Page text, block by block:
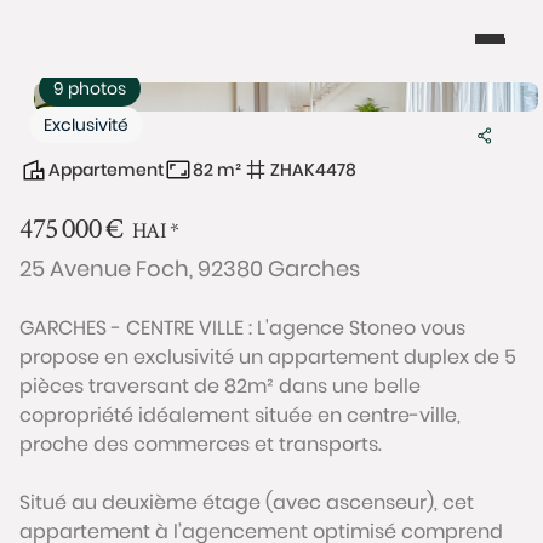
Exclusivité
9 photos
Appartement 82 m² ZHAK4478
475 000€ HAI*
25 Avenue Foch, 92380 Garches
GARCHES - CENTRE VILLE : L'agence Stoneo vous
propose en exclusivité un appartement duplex de 5
pièces traversant de 82m² dans une belle
copropriété idéalement située en centre-ville,
proche des commerces et transports.
Situé au deuxième étage (avec ascenseur), cet
appartement à l’agencement optimisé comprend